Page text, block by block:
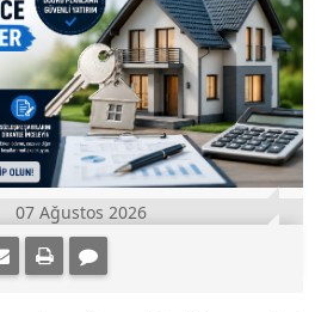
07 Ağustos 2026